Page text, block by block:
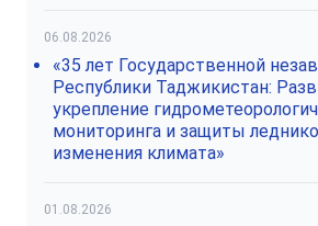
06.08.2026
«35 лет Государственной
Республики Таджикистан:
укрепление
мониторинга и защиты
изменения климата»
01.08.2026